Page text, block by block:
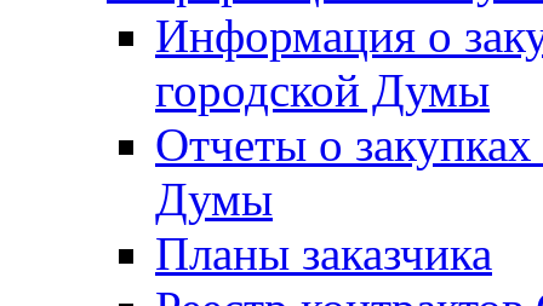
Информация о
городской Думы
Отчеты о
Думы
Планы заказчика